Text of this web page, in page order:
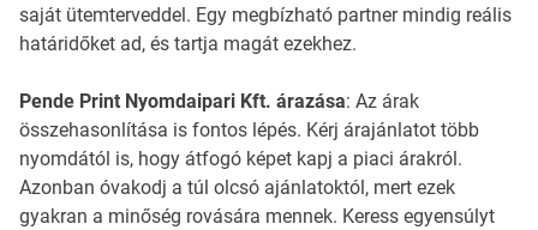
saját ütemterveddel. Egy megbízható partner mindig reális
határidőket ad, és tartja magát ezekhez.
Pende Print Nyomdaipari Kft. árazása: Az árak
összehasonlítása is fontos lépés. Kérj árajánlatot több
nyomdától is, hogy átfogó képet kapj a piaci árakról.
Azonban óvakodj a túl olcsó ajánlatoktól, mert ezek
gyakran a minőség rovására mennek. Keress egyensúlyt